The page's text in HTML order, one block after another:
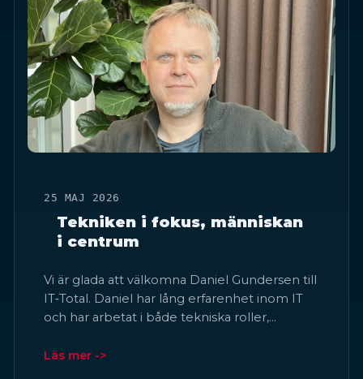
25 MAJ 2026
Tekniken i fokus, människan
i centrum
Vi är glada att välkomna Daniel Gundersen till
IT‑Total. Daniel har lång erfarenhet inom IT
och har arbetat i både tekniska roller,…
Läs mer ->